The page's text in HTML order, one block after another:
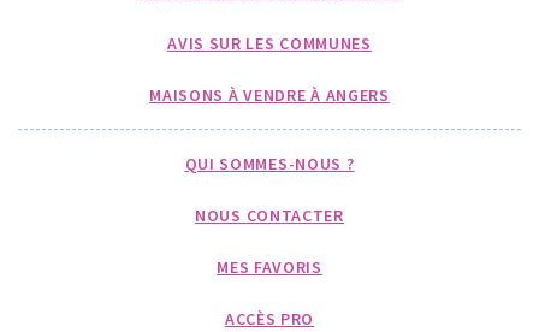
AVIS SUR LES COMMUNES
MAISONS À VENDRE À ANGERS
QUI SOMMES-NOUS ?
NOUS CONTACTER
MES FAVORIS
ACCÈS PRO